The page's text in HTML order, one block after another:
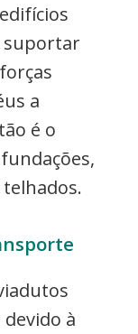
suportar
a
é o
à